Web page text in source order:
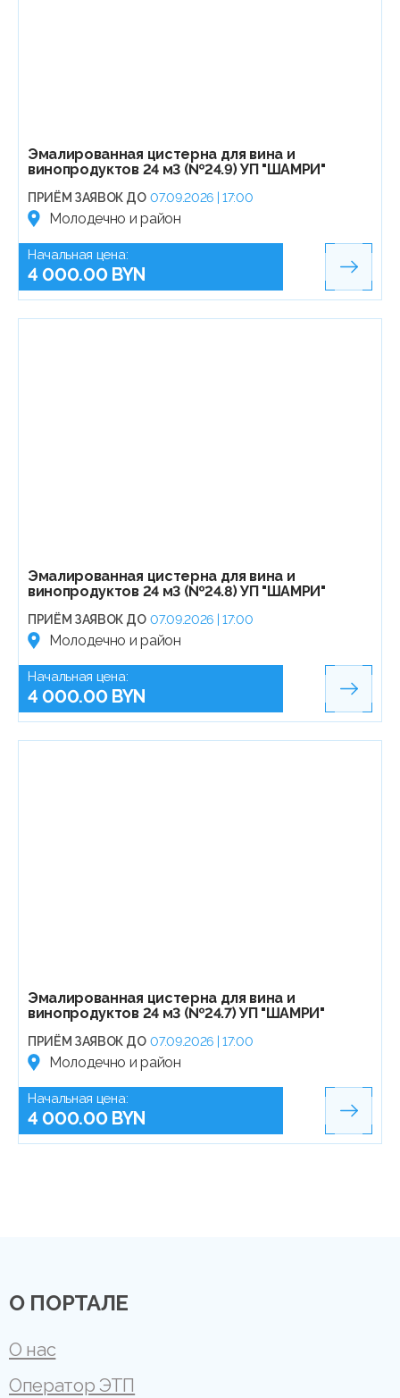
Эмалированная цистерна для вина и
винопродуктов 24 м3 (№24.9) УП "ШАМРИ"
ПРИЁМ ЗАЯВОК ДО 07.09.2026 | 17:00
Молодечно и район
Начальная цена:
4 000.00 BYN
Эмалированная цистерна для вина и
винопродуктов 24 м3 (№24.8) УП "ШАМРИ"
ПРИЁМ ЗАЯВОК ДО 07.09.2026 | 17:00
Молодечно и район
Начальная цена:
4 000.00 BYN
Эмалированная цистерна для вина и
винопродуктов 24 м3 (№24.7) УП "ШАМРИ"
ПРИЁМ ЗАЯВОК ДО 07.09.2026 | 17:00
Молодечно и район
Начальная цена:
4 000.00 BYN
О ПОРТАЛЕ
О нас
Оператор ЭТП